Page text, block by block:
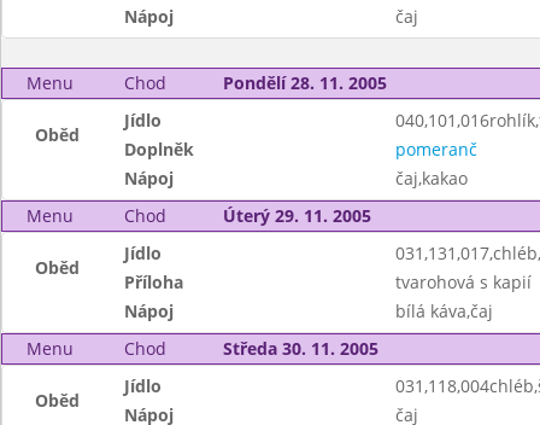
Nápoj
čaj
Menu Chod Pondělí 28. 11. 2005
Oběd
Jídlo
Doplněk
pomeranč
Nápoj
čaj,kakao
Menu
Chod Úterý 29. 11. 2005
Oběd
Jídlo
Příloha
tvarohová s kapií
Nápoj
bílá káva,čaj
Menu
Chod Středa 30. 11. 2005
Oběd
Jídlo
Nápoj
čaj